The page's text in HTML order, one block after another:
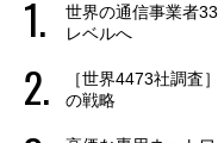
世界の通信事業者
レベルへ
［世界4473社調査
の戦略